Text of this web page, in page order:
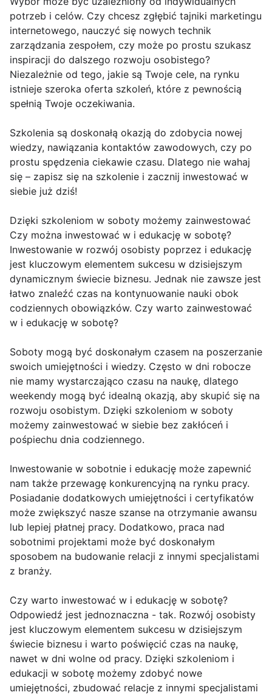
potrzeb i celów. Czy chcesz zgłębić tajniki marketingu
internetowego, nauczyć się nowych technik
zarządzania zespołem, czy może po prostu szukasz
inspiracji do dalszego rozwoju osobistego?
Niezależnie od tego, jakie są Twoje cele, na rynku
istnieje szeroka oferta szkoleń, które z pewnością
spełnią Twoje oczekiwania.
Szkolenia są doskonałą okazją do zdobycia nowej
wiedzy, nawiązania kontaktów zawodowych, czy po
prostu spędzenia ciekawie czasu. Dlatego nie wahaj
się – zapisz się na szkolenie i zacznij inwestować w
siebie już dziś!
Dzięki szkoleniom w soboty możemy zainwestować
Czy można inwestować w i edukację w sobotę?
Inwestowanie w rozwój osobisty poprzez i edukację
jest kluczowym elementem sukcesu w dzisiejszym
dynamicznym świecie biznesu. Jednak nie zawsze jest
łatwo znaleźć czas na kontynuowanie nauki obok
codziennych obowiązków. Czy warto zainwestować
w i edukację w sobotę?
Soboty mogą być doskonałym czasem na poszerzanie
swoich umiejętności i wiedzy. Często w dni robocze
nie mamy wystarczająco czasu na naukę, dlatego
weekendy mogą być idealną okazją, aby skupić się na
rozwoju osobistym. Dzięki szkoleniom w soboty
możemy zainwestować w siebie bez zakłóceń i
pośpiechu dnia codziennego.
Inwestowanie w sobotnie i edukację może zapewnić
nam także przewagę konkurencyjną na rynku pracy.
Posiadanie dodatkowych umiejętności i certyfikatów
może zwiększyć nasze szanse na otrzymanie awansu
lub lepiej płatnej pracy. Dodatkowo, praca nad
sobotnimi projektami może być doskonałym
sposobem na budowanie relacji z innymi specjalistami
z branży.
Czy warto inwestować w i edukację w sobotę?
Odpowiedź jest jednoznaczna - tak. Rozwój osobisty
jest kluczowym elementem sukcesu w dzisiejszym
świecie biznesu i warto poświęcić czas na naukę,
nawet w dni wolne od pracy. Dzięki szkoleniom i
edukacji w sobotę możemy zdobyć nowe
umiejętności, zbudować relacje z innymi specjalistami